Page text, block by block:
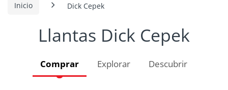
Inicio Dick Cepek
Llantas Dick Cepek
Comprar Explorar Descubrir